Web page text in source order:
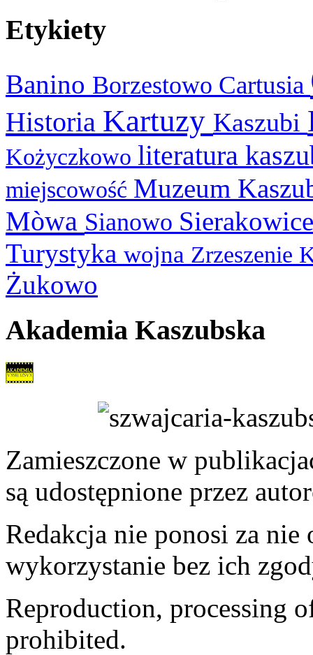
Etykiety
Banino Borzestowo Cartusia
Historia Kartuzy Kaszubi
Kożyczkowo literatura
miejscowość Muzeum
Mòwa Sianowo
Turystyka wojna Zrzeszenie
Żukowo
Akademia Kaszubska
Zamieszczone w
są udostępnione przez
Redakcja nie ponosi za
wykorzystanie bez ich
Reproduction, processing
prohibited.